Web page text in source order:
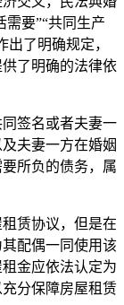
需要”“共同生产
了明确规定，
了明确的法律依
签名或者夫妻一
夫妻一方在婚姻
所负的债务，属
赁协议，但是在
配偶一同使用该
金应依法认定为
分保障房屋租赁